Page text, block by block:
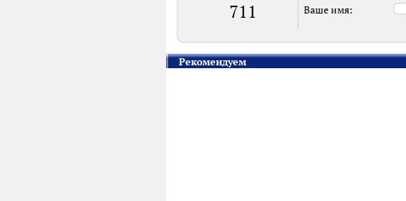
711
Ваше имя:
Рекомендуем